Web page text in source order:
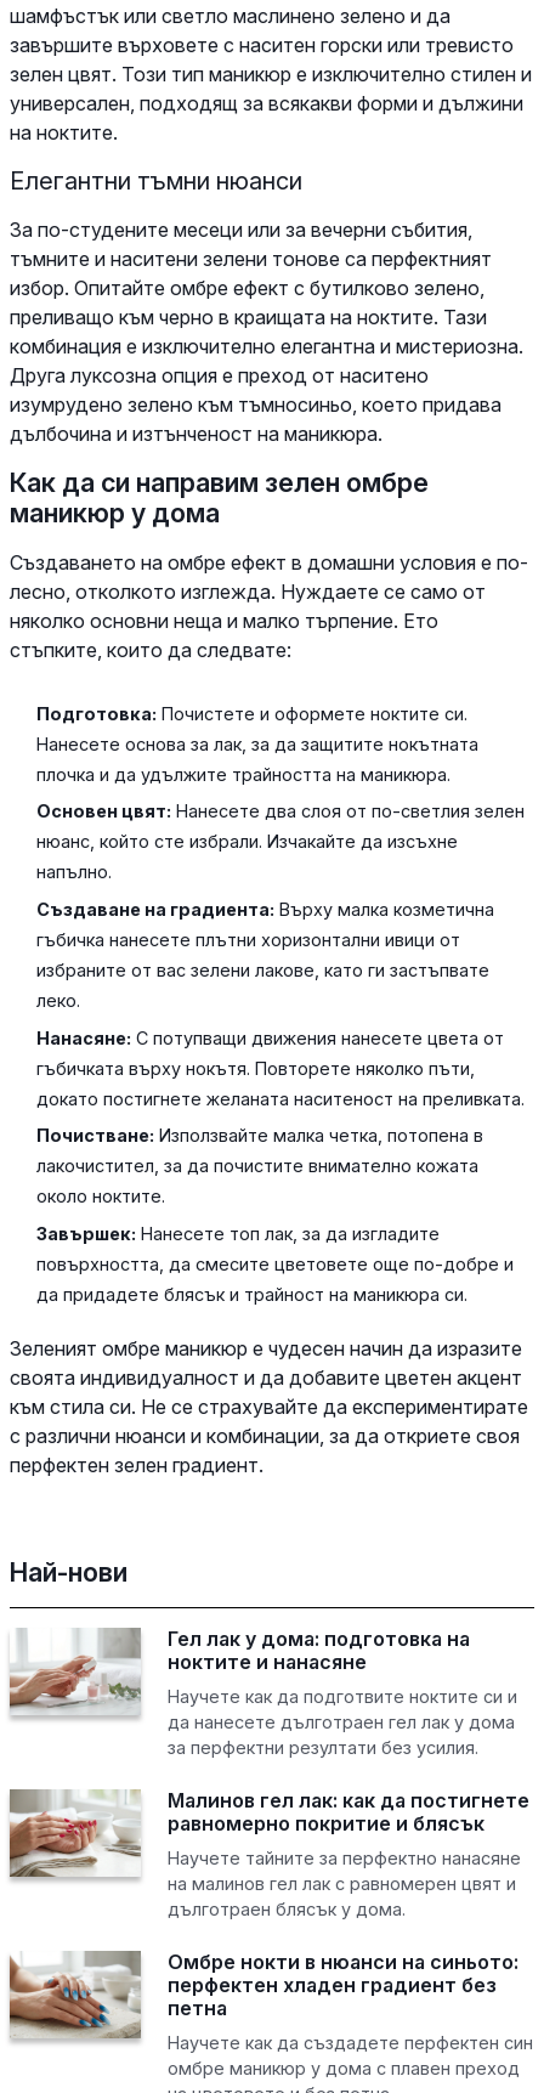
шамфъстък или светло маслинено зелено и да
завършите върховете с наситен горски или тревисто
зелен цвят. Този тип маникюр е изключително стилен и
универсален, подходящ за всякакви форми и дължини
на ноктите.
Елегантни тъмни нюанси
За по-студените месеци или за вечерни събития,
тъмните и наситени зелени тонове са перфектният
избор. Опитайте омбре ефект с бутилково зелено,
преливащо към черно в краищата на ноктите. Тази
комбинация е изключително елегантна и мистериозна.
Друга луксозна опция е преход от наситено
изумрудено зелено към тъмносиньо, което придава
дълбочина и изтънченост на маникюра.
Как да си направим зелен омбре
маникюр у дома
Създаването на омбре ефект в домашни условия е по-
лесно, отколкото изглежда. Нуждаете се само от
няколко основни неща и малко търпение. Ето
стъпките, които да следвате:
Подготовка: Почистете и оформете ноктите си.
Нанесете основа за лак, за да защитите нокътната
плочка и да удължите трайността на маникюра.
Основен цвят: Нанесете два слоя от по-светлия зелен
нюанс, който сте избрали. Изчакайте да изсъхне
напълно.
Създаване на градиента: Върху малка козметична
гъбичка нанесете плътни хоризонтални ивици от
избраните от вас зелени лакове, като ги застъпвате
леко.
Нанасяне: С потупващи движения нанесете цвета от
гъбичката върху нокътя. Повторете няколко пъти,
докато постигнете желаната наситеност на преливката.
Почистване: Използвайте малка четка, потопена в
лакочистител, за да почистите внимателно кожата
около ноктите.
Завършек: Нанесете топ лак, за да изгладите
повърхността, да смесите цветовете още по-добре и
да придадете блясък и трайност на маникюра си.
Зеленият омбре маникюр е чудесен начин да изразите
своята индивидуалност и да добавите цветен акцент
към стила си. Не се страхувайте да експериментирате
с различни нюанси и комбинации, за да откриете своя
перфектен зелен градиент.
Най-нови
Гел лак у дома: подготовка на
ноктите и нанасяне
Научете как да подготвите ноктите си и
да нанесете дълготраен гел лак у дома
за перфектни резултати без усилия.
Малинов гел лак: как да постигнете
равномерно покритие и блясък
Научете тайните за перфектно нанасяне
на малинов гел лак с равномерен цвят и
дълготраен блясък у дома.
Омбре нокти в нюанси на синьото:
перфектен хладен градиент без
петна
Научете как да създадете перфектен син
омбре маникюр у дома с плавен преход